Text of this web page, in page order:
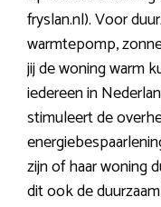
fryslan.nl). Voor
warmtepomp,
jij de woning warm
iedereen in
stimuleert de
zijn of haar woning
dit ook de